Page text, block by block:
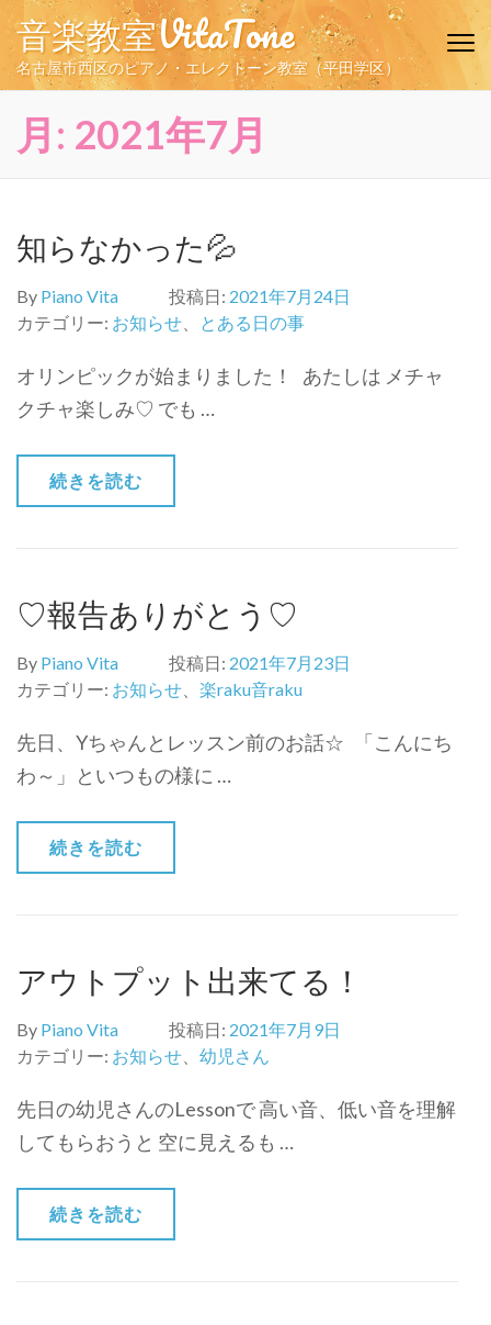
ン
テ
ン
プ
を
押
音楽教室VitaTone
名古屋市西区のピアノ・エレクトーン教室（平田学区）
月: 2021年7月
知らなかった💦
By Piano Vita 投稿日: 2021年7月24日
カテゴリー: お知らせ とある日の事
オリンピックが始まりました！ あたしは メチャ
クチャ楽しみ♡ でも …
続きを読む
♡報告ありがとう♡
By Piano Vita 投稿日: 2021年7月23日
カテゴリー: お知らせ 楽raku音raku
先日、Yちゃんとレッスン前のお話☆ 「こんにち
わ～」といつもの様に …
続きを読む
アウトプット出来てる！
By Piano Vita 投稿日: 2021年7月9日
カテゴリー: お知らせ 幼児さん
先日の幼児さんのLessonで 高い音、低い音を理解
してもらおうと 空に見えるも …
続きを読む